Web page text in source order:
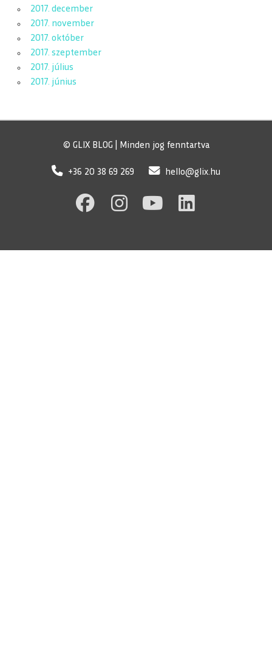
2017. december
2017. november
2017. október
2017. szeptember
2017. július
2017. június
© GLIX BLOG | Minden jog fenntartva
+36 20 38 69 269 hello@glix.hu